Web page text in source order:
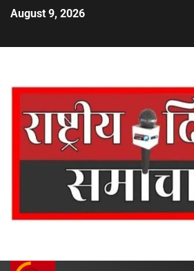
August 9, 2026